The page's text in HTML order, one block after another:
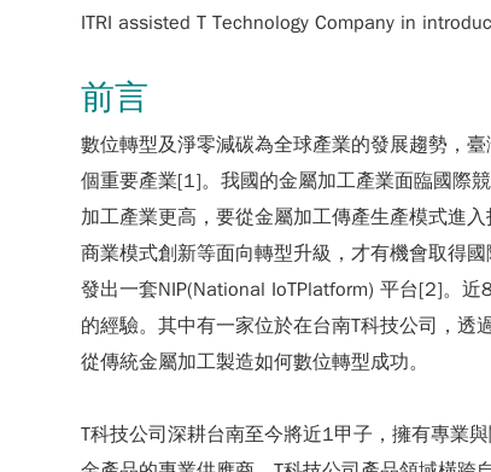
ITRI assisted T Technology Company in
前言
數位轉型及淨零減碳為全球產業的發展趨勢，
個重要產業[1]。我國的金屬加工產業面臨國際
加工產業更高，要從金屬加工傳產生產模式進
商業模式創新等面向轉型升級，才有機會取得
發出一套NIP(National IoTPlatform) 平台[2]。
的經驗。其中有一家位於在台南T科技公司，透
從傳統金屬加工製造如何數位轉型成功。
T科技公司深耕台南至今將近1甲子，擁有專業